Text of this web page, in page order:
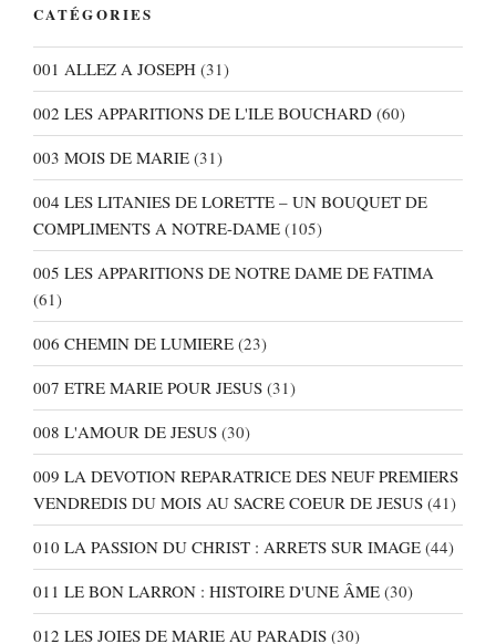
CATÉGORIES
001 ALLEZ A JOSEPH (31)
002 LES APPARITIONS DE L'ILE BOUCHARD (60)
003 MOIS DE MARIE (31)
004 LES LITANIES DE LORETTE – UN BOUQUET DE
COMPLIMENTS A NOTRE-DAME (105)
005 LES APPARITIONS DE NOTRE DAME DE FATIMA
(61)
006 CHEMIN DE LUMIERE (23)
007 ETRE MARIE POUR JESUS (31)
008 L'AMOUR DE JESUS (30)
009 LA DEVOTION REPARATRICE DES NEUF PREMIERS
VENDREDIS DU MOIS AU SACRE COEUR DE JESUS (41)
010 LA PASSION DU CHRIST : ARRETS SUR IMAGE (44)
011 LE BON LARRON : HISTOIRE D'UNE ÂME (30)
012 LES JOIES DE MARIE AU PARADIS (30)